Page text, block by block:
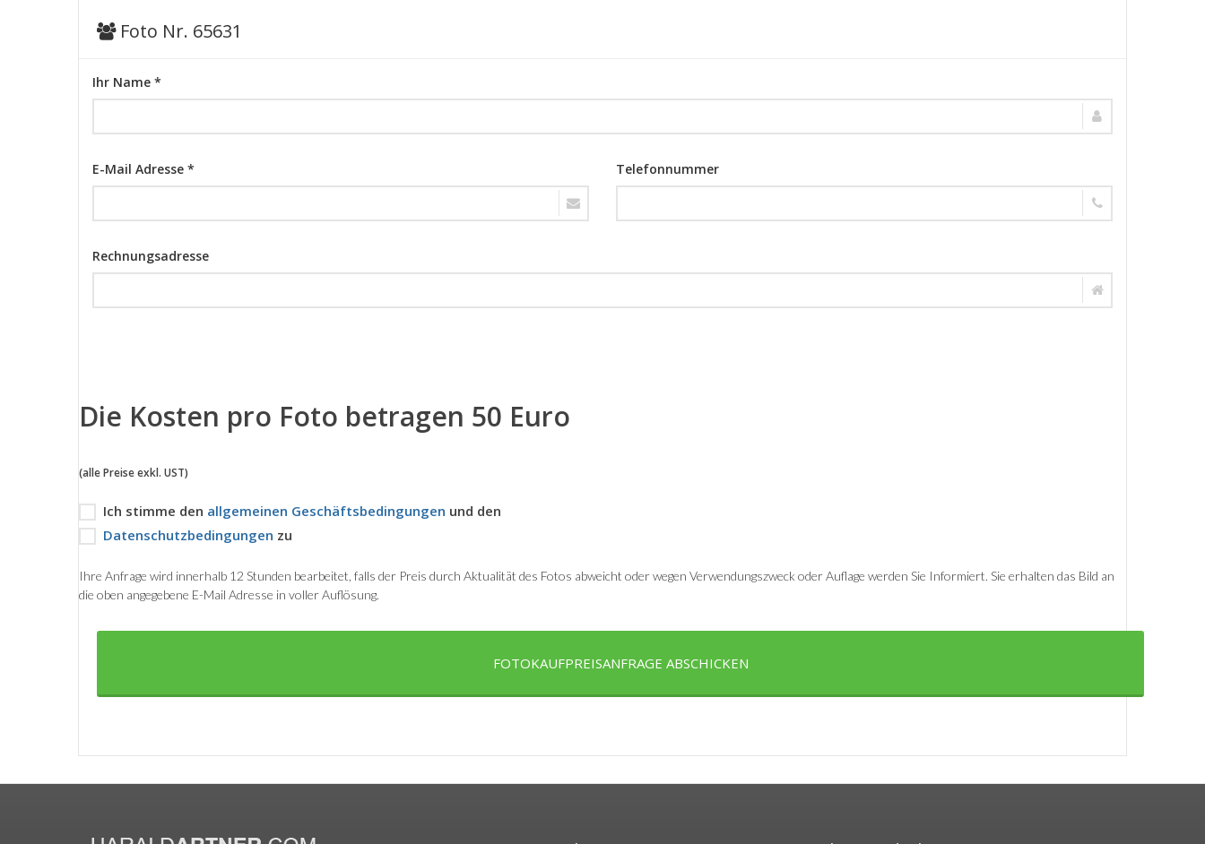
Foto Nr. 65631
Ihr Name *
E-Mail Adresse * Telefonnummer
Rechnungsadresse
Die Kosten pro Foto betragen 50 Euro
(alle Preise exkl. UST)
Ich stimme den allgemeinen Geschäftsbedingungen und den
Datenschutzbedingungen zu
Ihre Anfrage wird innerhalb 12 Stunden bearbeitet, falls der Preis durch Aktualität des Fotos abweicht oder wegen Verwendungszweck oder Auflage werden Sie Informiert. Sie erhalten das Bild an
die oben angegebene E-Mail Adresse in voller Auflösung.
FOTOKAUFPREISANFRAGE ABSCHICKEN